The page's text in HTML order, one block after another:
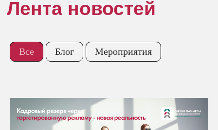
Все Блог Мероприятия